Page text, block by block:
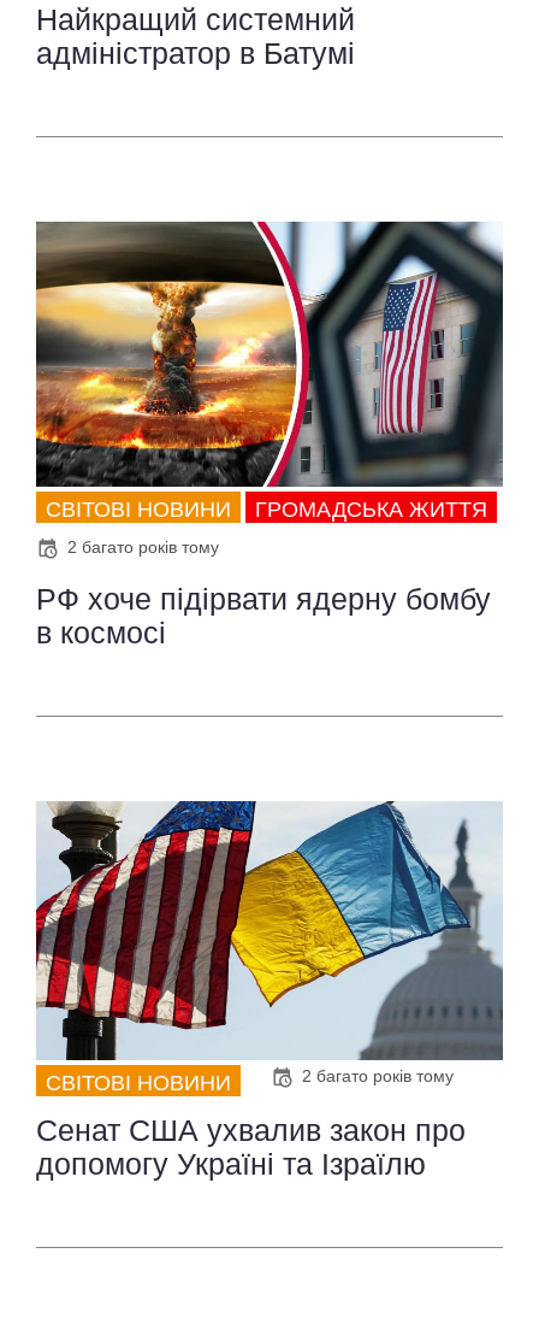
Найкращий системний
адміністратор в Батумі
СВІТОВІ НОВИНИ ГРОМАДСЬКА ЖИТТЯ
2 багато років тому
РФ хоче підірвати ядерну бомбу
в космосі
СВІТОВІ НОВИНИ 2 багато років тому
Сенат США ухвалив закон про
допомогу Україні та Ізраїлю